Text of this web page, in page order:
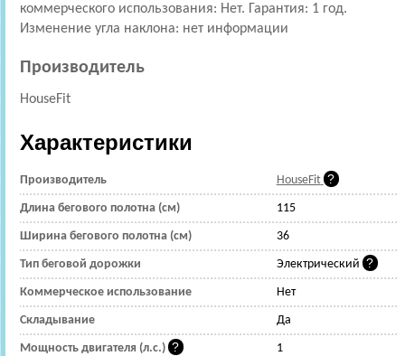
коммерческого использования: Нет. Гарантия: 1 год.
Изменение угла наклона: нет информации
Производитель
HouseFit
Характеристики
Производитель HouseFit
Длина бегового полотна (см) 115
Ширина бегового полотна (см) 36
Тип беговой дорожки Электрический
Коммерческое использование Нет
Складывание Да
Мощность двигателя (л.с.) 1